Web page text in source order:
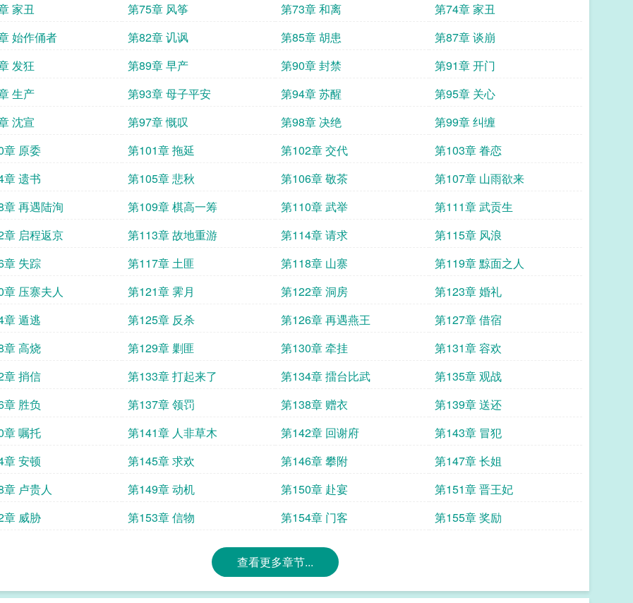
家丑
第75章 风筝 第73章 和离
第74章 家丑
始作俑者
第82章 讥讽 第85章 胡患
第87章 谈崩
发狂
第89章 早产 第90章 封禁
第91章 开门
生产
第93章 母子平安 第94章 苏醒
第95章 关心
沈宣
第97章 慨叹 第98章 决绝
第99章 纠缠
章 原委
第101章 拖延 第102章 交代
第103章 眷恋
章 遗书
第105章 悲秋 第106章 敬茶
第107章 山雨欲来
章 再遇陆洵
第109章 棋高一筹 第110章 武举
第111章 武贡生
章 启程返京
第113章 故地重游 第114章 请求
第115章 风浪
章 失踪
第117章 土匪 第118章 山寨
第119章 黥面之人
章 压寨夫人
第121章 霁月 第122章 洞房
第123章 婚礼
章 遁逃
第125章 反杀 第126章 再遇燕王
第127章 借宿
章 高烧
第129章 剿匪 第130章 牵挂
第131章 容欢
章 捎信
第133章 打起来了 第134章 擂台比武
第135章 观战
章 胜负
第137章 领罚 第138章 赠衣
第139章 送还
章 嘱托
第141章 人非草木 第142章 回谢府
第143章 冒犯
章 安顿
第145章 求欢 第146章 攀附
第147章 长姐
章 卢贵人
第149章 动机 第150章 赴宴
第151章 晋王妃
章 威胁
第153章 信物 第154章 门客 第155章 奖励
查看更多章节...